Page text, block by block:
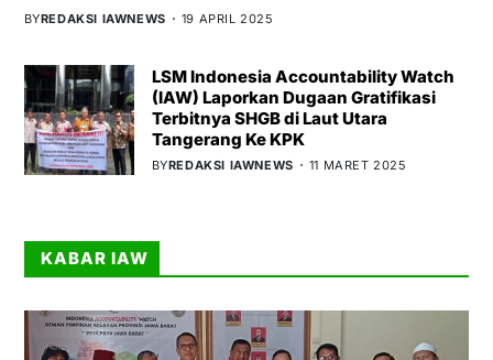
BYREDAKSI IAWNEWS 19 APRIL 2025
LSM Indonesia Accountability Watch
(IAW) Laporkan Dugaan Gratifikasi
Terbitnya SHGB di Laut Utara
Tangerang Ke KPK
BYREDAKSI IAWNEWS 11 MARET 2025
KABAR IAW